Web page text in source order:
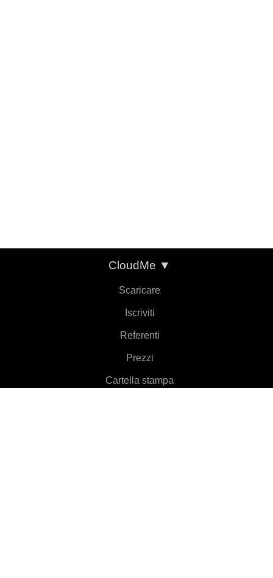
CloudMe ▼
Scaricare
Iscriviti
Referenti
Prezzi
Cartella stampa